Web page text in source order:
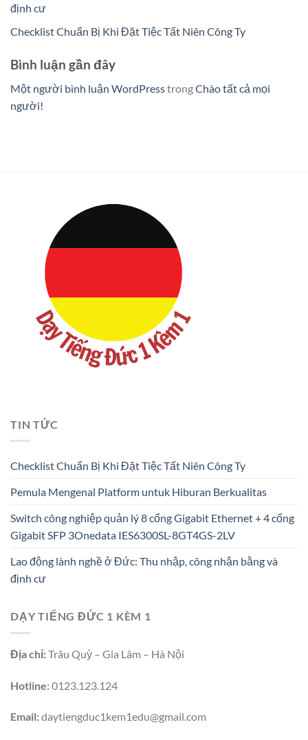
định cư
Checklist Chuẩn Bị Khi Đặt Tiệc Tất Niên Công Ty
Bình luận gần đây
Một người bình luận WordPresstrongChào tất cả mọi
người!
TIN TỨC
Checklist Chuẩn Bị Khi Đặt Tiệc Tất Niên Công Ty
Pemula Mengenal Platform untuk Hiburan Berkualitas
Switch công nghiệp quản lý 8 cổng Gigabit Ethernet + 4 cổng
Gigabit SFP 3Onedata IES6300SL-8GT4GS-2LV
Lao động lành nghề ở Đức: Thu nhập, công nhận bằng và
định cư
DẠY TIẾNG ĐỨC 1 KÈM 1
Địa chỉ:Trâu Quỳ – Gia Lâm – Hà Nội
Hotline:0123.123.124
Email:daytiengduc1kem1edu@gmail.com